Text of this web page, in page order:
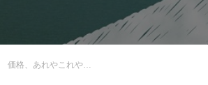
価格、あれやこれや…